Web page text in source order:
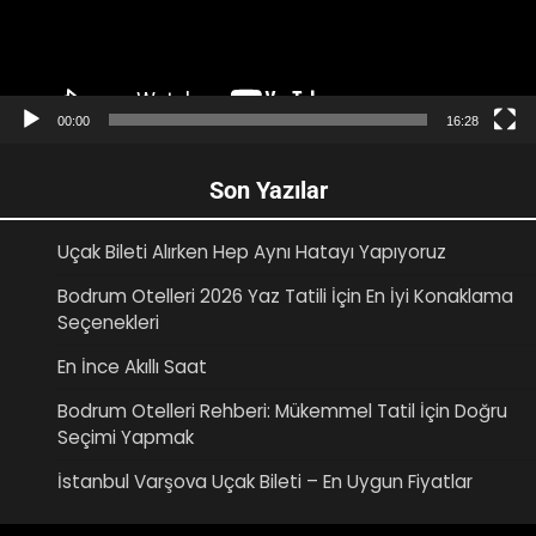
00:00 16:28
Son Yazılar
Uçak Bileti Alırken Hep Aynı Hatayı Yapıyoruz
Bodrum Otelleri 2026 Yaz Tatili İçin En İyi Konaklama
Seçenekleri
En İnce Akıllı Saat
Bodrum Otelleri Rehberi: Mükemmel Tatil İçin Doğru
Seçimi Yapmak
İstanbul Varşova Uçak Bileti – En Uygun Fiyatlar